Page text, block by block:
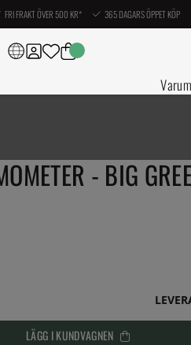
FRI FRAKT ÖVER 500 KR* 365 DAGARS ÖPPET KÖP
- BIG
LÄGG I KUNDVAGNEN